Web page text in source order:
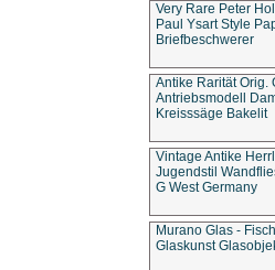
Very Rare Peter
Paul Ysart Style
Briefbeschwerer
Antike Rarität Orig.
Antriebsmodell
Kreisssäge Bakelit
Vintage Antike
Jugendstil
G West Germany
Murano Glas -
Glaskunst